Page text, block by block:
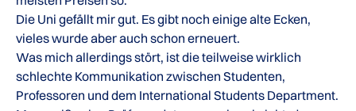
Die Uni gefällt mir gut. Es gibt noch einige alte Ecken,
vieles wurde aber auch schon erneuert.
Was mich allerdings stört, ist die teilweise wirklich
schlechte Kommunikation zwischen Studenten,
Professoren und dem International Students Department.